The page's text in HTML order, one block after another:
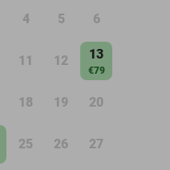
4 5 6
11 12 13
€79
18 19 20
25 26 27